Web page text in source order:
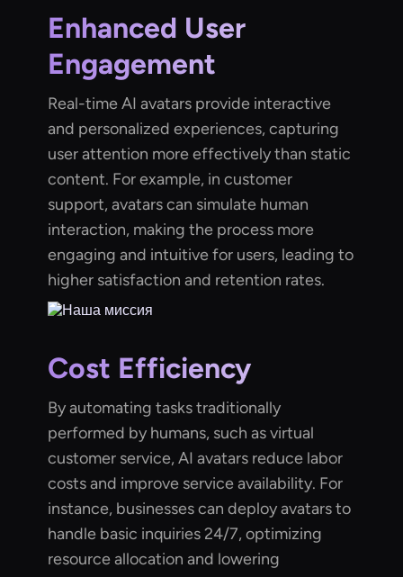
Enhanced User
Engagement
Real-time AI avatars provide interactive
and personalized experiences, capturing
user attention more effectively than static
content. For example, in customer
support, avatars can simulate human
interaction, making the process more
engaging and intuitive for users, leading to
higher satisfaction and retention rates.
Cost Efficiency
By automating tasks traditionally
performed by humans, such as virtual
customer service, AI avatars reduce labor
costs and improve service availability. For
instance, businesses can deploy avatars to
handle basic inquiries 24/7, optimizing
resource allocation and lowering